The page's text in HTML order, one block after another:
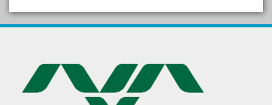
Arogya setu App information
in Gujarati
દેશી ગાય આધારિત પ્રાકૃતિક ખેતી